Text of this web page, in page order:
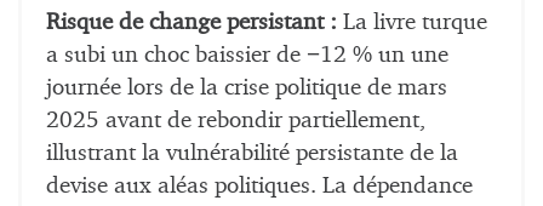
Risque de change persistant : La livre turque
a subi un choc baissier de −12 % un une
journée lors de la crise politique de mars
2025 avant de rebondir partiellement,
illustrant la vulnérabilité persistante de la
devise aux aléas politiques. La dépendance